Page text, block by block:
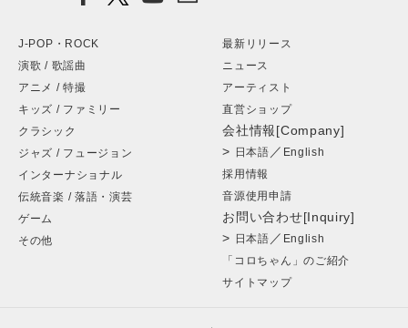
J-POP・ROCK
演歌 / 歌謡曲
アニメ / 特撮
キッズ / ファミリー
クラシック
ジャズ / フュージョン
インターナショナル
伝統音楽 / 落語・演芸
ゲーム
その他
最新リリース
ニュース
アーティスト
直営ショップ
会社情報[Company]
> 日本語 ／ English
採用情報
音源使用申請
お問い合わせ[Inquiry]
> 日本語 ／ English
「コロちゃん」のご紹介
サイトマップ